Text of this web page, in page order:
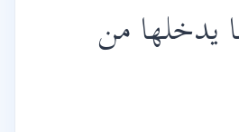
يدخلها من